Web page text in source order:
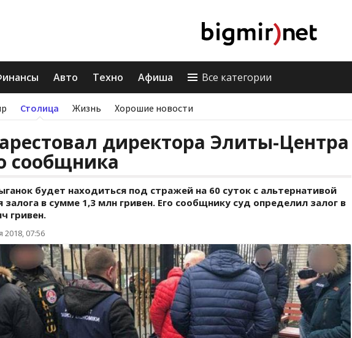
Авто Техно Афиша Все категории
Столица Жизнь Хорошие новости
директора Элиты-Центра
сообщника
будет находиться под стражей на 60 суток с альтернативой
залога в сумме 1,3 млн гривен. Его сообщнику суд определил залог в
гривен.
2018, 07:56